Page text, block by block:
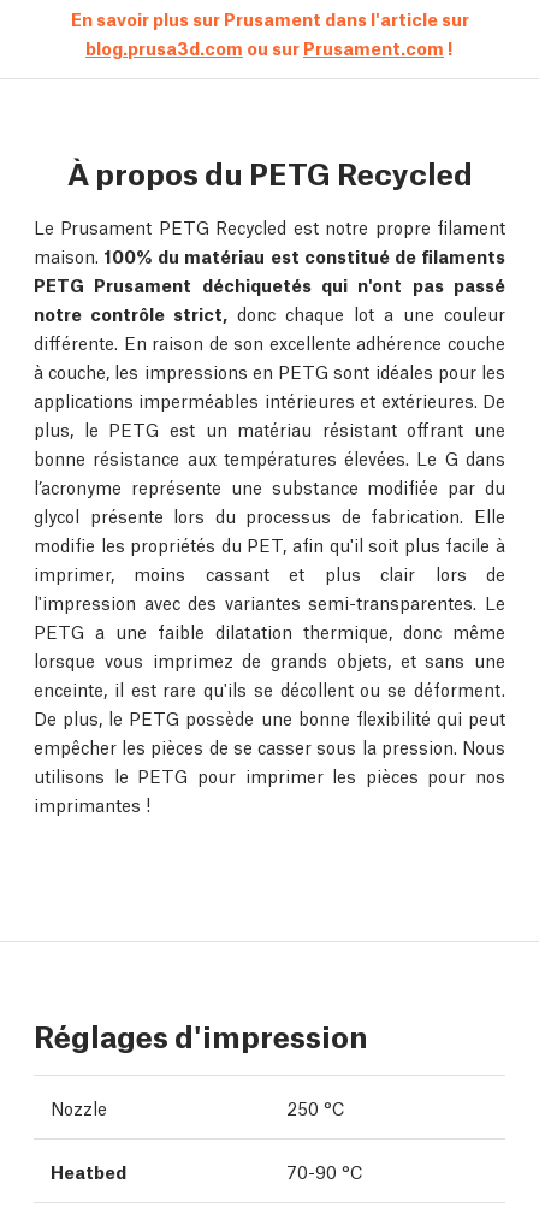
En savoir plus sur Prusament dans l'article sur
blog.prusa3d.com ou sur Prusament.com !
À propos du PETG Recycled
Le Prusament PETG Recycled est notre propre filament
maison.100% du matériau est constitué de filaments
PETG Prusament déchiquetés qui n'ont pas passé
notre contrôle strict,
donc chaque lot a une couleur
différente. En raison de son excellente adhérence couche
à couche, les impressions en PETG sont idéales pour les
applications imperméables intérieures et extérieures. De
plus, le PETG est un matériau résistant offrant une
bonne résistance aux températures élevées. Le G dans
l’acronyme représente une substance modifiée par du
glycol présente lors du processus de fabrication. Elle
modifie les propriétés du PET, afin qu'il soit plus facile à
imprimer, moins cassant et plus clair lors de
l'impression avec des variantes semi-transparentes. Le
PETG a une faible dilatation thermique, donc même
lorsque vous imprimez de grands objets, et sans une
enceinte, il est rare qu'ils se décollent ou se déforment.
De plus, le PETG possède une bonne flexibilité qui peut
empêcher les pièces de se casser sous la pression. Nous
utilisons le PETG pour imprimer les pièces pour nos
imprimantes !
Réglages d'impression
Nozzle 250 °C
Heatbed 70-90 °C